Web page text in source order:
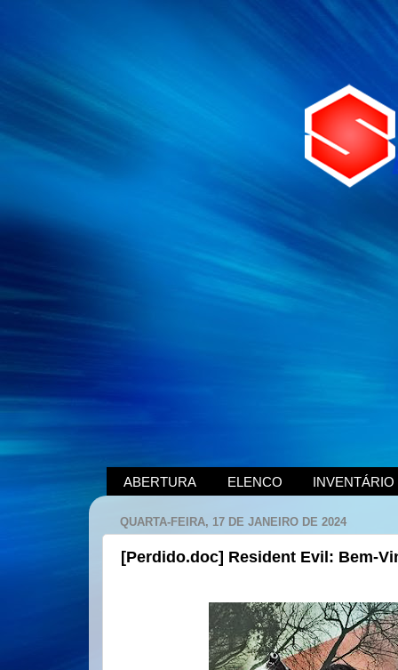
ABERTURA ELENCO INVENTÁRIO
QUARTA-FEIRA, 17 DE JANEIRO DE 2024
[Perdido.doc] Resident Evil: Bem-